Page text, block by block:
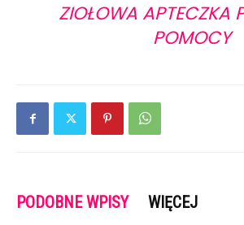
ZIOŁOWA APTECZKA
POMOCY
PODOBNE WPISY WIĘCEJ